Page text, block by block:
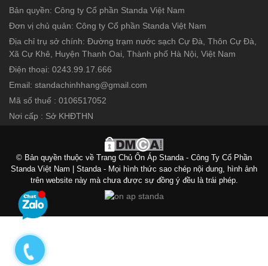
Bản quyền: Công ty Cổ phần Standa Việt Nam
Đơn vị chủ quản: Công ty Cổ phần Standa Việt Nam
Địa chỉ trụ sở chính: Đường trạm nước sạch Cự Đà, Thôn Cự Đà,
Xã Cự Khê, Huyện Thanh Oai, Thành phố Hà Nội, Việt Nam
Điện thoại: 0243.99.17.666
Email: standachinhhang@gmail.com
Mã số thuế : 0106517052
Nơi cấp : Sở KHĐTHN
© Bản quyền thuộc về Trang Chủ Ổn Áp Standa - Công Ty Cổ Phần
Standa Việt Nam | Standa - Mọi hình thức sao chép nội dung, hình ảnh
trên website này mà chưa được sự đồng ý đều là trái phép.